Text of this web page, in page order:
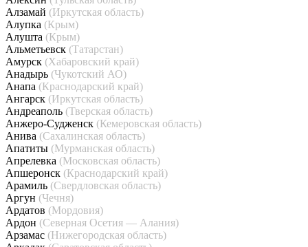
Алзамай (Иркутская область)
Алупка (Крым)
Алушта (Крым)
Альметьевск (Татарстан)
Амурск (Хабаровский край)
Анадырь (Чукотский АО)
Анапа (Краснодарский край)
Ангарск (Иркутская область)
Андреаполь (Тверская область)
Анжеро-Судженск (Кемеровская область)
Анива (Сахалинская область)
Апатиты (Мурманская область)
Апрелевка (Московская область)
Апшеронск (Краснодарский край)
Арамиль (Свердловская область)
Аргун (Чечня)
Ардатов (Мордовия)
Ардон (Северная Осетия — Алания)
Арзамас (Нижегородская область)